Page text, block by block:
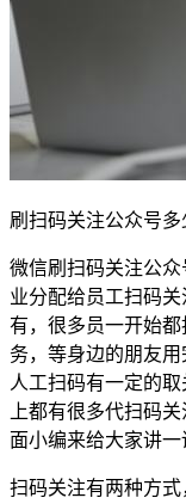
刷扫码关注公众号
微信刷扫码关注公
业分配给员工扫码
有，很多员一开始
务，等身边的朋友
人工扫码有一定的
上都有很多代扫码
面小编来给大家讲一
扫码关注有两种方